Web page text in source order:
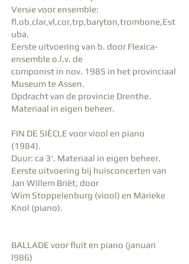
Versie voor ensemble:
fl,ob,clar,vl,cor,trp,baryton,trombone,Est
uba.
Eerste uitvoering van b. door Flexica-
ensemble o.l.v. de
componist in nov. 1985 in het provinciaal
Museum te Assen.
Opdracht van de provincie Drenthe.
Materiaal in eigen beheer.
FIN DE SIÈCLE voor viool en piano
(1984).
Duur: ca 3'. Materiaal in eigen beheer.
Eerste uitvoering bij huisconcerten van
Jan Willem Briët, door
Wim Stoppelenburg (viool) en Marieke
Knol (piano).
BALLADE voor fluit en piano (januari
l986)